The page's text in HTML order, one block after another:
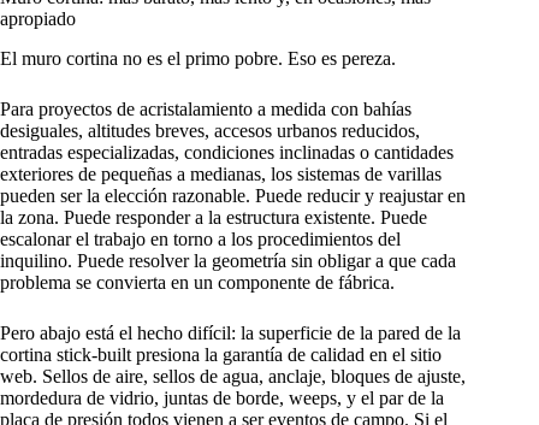
apropiado
El muro cortina no es el primo pobre. Eso es pereza.
Para proyectos de acristalamiento a medida con bahías
desiguales, altitudes breves, accesos urbanos reducidos,
entradas especializadas, condiciones inclinadas o cantidades
exteriores de pequeñas a medianas, los sistemas de varillas
pueden ser la elección razonable. Puede reducir y reajustar en
la zona. Puede responder a la estructura existente. Puede
escalonar el trabajo en torno a los procedimientos del
inquilino. Puede resolver la geometría sin obligar a que cada
problema se convierta en un componente de fábrica.
Pero abajo está el hecho difícil: la superficie de la pared de la
cortina stick-built presiona la garantía de calidad en el sitio
web. Sellos de aire, sellos de agua, anclaje, bloques de ajuste,
mordedura de vidrio, juntas de borde, weeps, y el par de la
placa de presión todos vienen a ser eventos de campo. Si el